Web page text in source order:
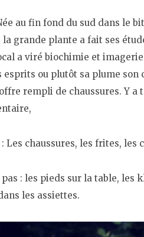
au fin fond du sud dans le
la grande plante a fait ses
a viré biochimie et
esprits ou plutôt sa plume son
rempli de chaussures. Y
Les chaussures, les frites, les
: les pieds sur la table, les
les assiettes.